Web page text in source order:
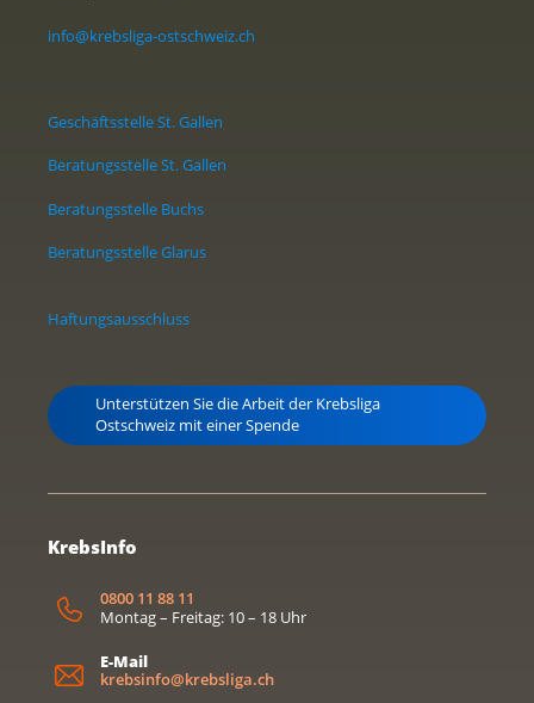
info@krebsliga-ostschweiz.ch
Geschäftsstelle St. Gallen
Beratungsstelle St. Gallen
Beratungsstelle Buchs
Beratungsstelle Glarus
Haftungsausschluss
Unterstützen Sie die Arbeit der Krebsliga
Ostschweiz mit einer Spende
KrebsInfo
0800 11 88 11
Montag – Freitag: 10 – 18 Uhr
E-Mail
krebsinfo@krebsliga.ch